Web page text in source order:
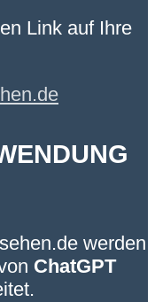
Link auf Ihre
werden
ChatGPT